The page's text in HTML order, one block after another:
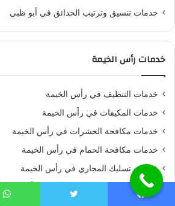
خدمات تنسيق وترتيب الحدائق في أبو ظبي
خدمات رأس الخيمة
خدمات التنظيف في رأس الخيمة
خدمات المكيفات في رأس الخيمة
خدمات مكافحة الحشرات في رأس الخيمة
خدمات مكافحة الحمام في رأس الخيمة
خدمات تسليك المجاري في رأس الخيمة
خدمات تنسيق وترتيب الحدائق في رأس الخيمة